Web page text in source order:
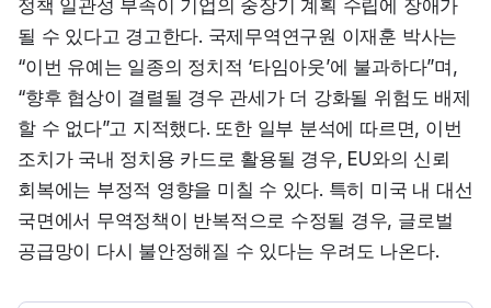
정책 일관성 부족이 기업의 중장기 계획 수립에 장애가
될 수 있다고 경고한다. 국제무역연구원 이재훈 박사는
“이번 유예는 일종의 정치적 ‘타임아웃’에 불과하다”며,
“향후 협상이 결렬될 경우 관세가 더 강화될 위험도 배제
할 수 없다”고 지적했다. 또한 일부 분석에 따르면, 이번
조치가 국내 정치용 카드로 활용될 경우, EU와의 신뢰
회복에는 부정적 영향을 미칠 수 있다. 특히 미국 내 대선
국면에서 무역정책이 반복적으로 수정될 경우, 글로벌
공급망이 다시 불안정해질 수 있다는 우려도 나온다.